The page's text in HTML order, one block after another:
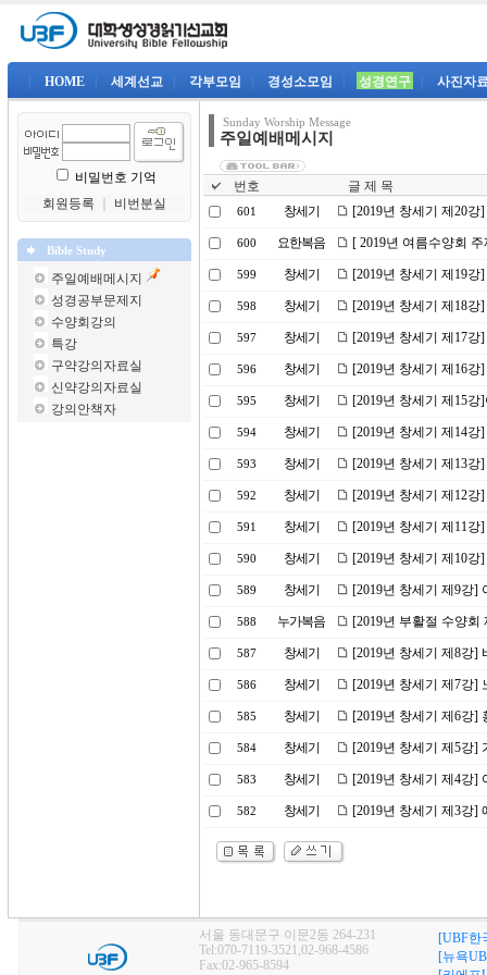
HOME 세계선교 각부모임 경성소모임 성경연구 사진자
비밀번호 기억
회원등록
비번분실
Bible Study
주일예배메시지
성경공부문제지
수양회강의
특강
구약강의자료실
신약강의자료실
강의안책자
Sunday Worship Message
주일예배메시지
번호 글 제 목
601 창세기 [2019년 창세기 제20
600 요한복음 [ 2019년 여름수양회
599 창세기 [2019년 창세기 제19강
598 창세기 [2019년 창세기 제18
597 창세기 [2019년 창세기 제17
596 창세기 [2019년 창세기 제16강
595 창세기 [2019년 창세기 제15
594 창세기 [2019년 창세기 제14
593 창세기 [2019년 창세기 제13
592 창세기 [2019년 창세기 제12
591 창세기 [2019년 창세기 제11
590 창세기 [2019년 창세기 제10
589 창세기 [2019년 창세기 제9강]
588 누가복음 [2019년 부활절 수양
587 창세기 [2019년 창세기 제8강]
586 창세기 [2019년 창세기 제7강]
585 창세기 [2019년 창세기 제6강]
584 창세기 [2019년 창세기 제5강]
583 창세기 [2019년 창세기 제4강]
582 창세기 [2019년 창세기 제3강]
서울 동대문구 이문2동 264-231
Tel:070-7119-3521,02-968-4586
Fax:02-965-8594
[UBF한
[뉴욕